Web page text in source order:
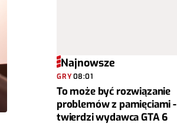
Najnowsze
GRY08:01
To może być rozwiązanie
problemów z pamięciami -
twierdzi wydawca GTA 6